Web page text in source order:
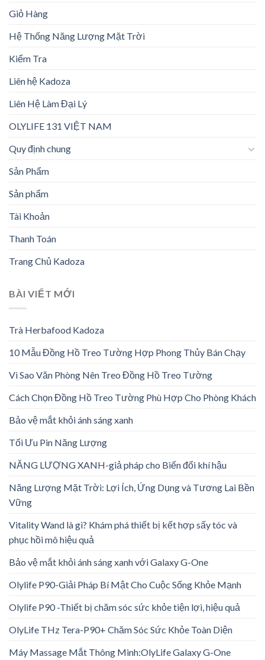
Giỏ Hàng
Hệ Thống Năng Lượng Mặt Trời
Kiểm Tra
Liên hệ Kadoza
Liên Hệ Làm Đại Lý
OLYLIFE 131 VIỆT NAM
Quy định chung
Sản Phẩm
Sản phẩm
Tài Khoản
Thanh Toán
Trang Chủ Kadoza
BÀI VIẾT MỚI
Trà Herbafood Kadoza
10 Mẫu Đồng Hồ Treo Tường Hợp Phong Thủy Bán Chạy
Vì Sao Văn Phòng Nên Treo Đồng Hồ Treo Tường
Cách Chọn Đồng Hồ Treo Tường Phù Hợp Cho Phòng Khách
Bảo vệ mắt khỏi ánh sáng xanh
Tối Ưu Pin Năng Lượng
NĂNG LƯỢNG XANH-giả pháp cho Biến đổi khí hậu
Năng Lượng Mặt Trời: Lợi Ích, Ứng Dụng và Tương Lai Bền
Vững
Vitality Wand là gì? Khám phá thiết bị kết hợp sấy tóc và
phục hồi mô hiệu quả
Bảo vệ mắt khỏi ánh sáng xanh với Galaxy G-One
Olylife P90-Giải Pháp Bí Mật Cho Cuộc Sống Khỏe Mạnh
Olylife P90 -Thiết bị chăm sóc sức khỏe tiện lợi, hiệu quả
OlyLife THz Tera-P90+ Chăm Sóc Sức Khỏe Toàn Diện
Máy Massage Mắt Thông Minh:OlyLife Galaxy G-One